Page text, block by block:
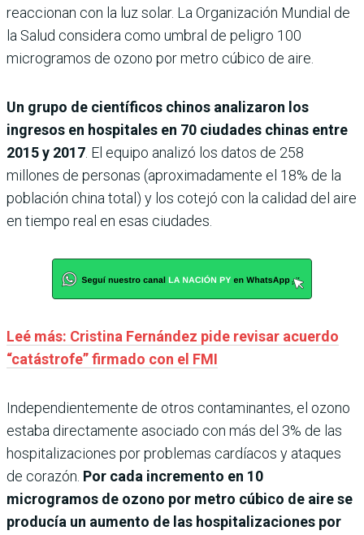
reaccionan con la luz solar. La Organización Mundial de
la Salud considera como umbral de peligro 100
microgramos de ozono por metro cúbico de aire.
Un grupo de científicos chinos analizaron los
ingresos en hospitales en 70 ciudades chinas entre
2015 y 2017. El equipo analizó los datos de 258
millones de personas (aproximadamente el 18% de la
población china total) y los cotejó con la calidad del aire
en tiempo real en esas ciudades.
Leé más: Cristina Fernández pide revisar acuerdo
“catástrofe” firmado con el FMI
Independientemente de otros contaminantes, el ozono
estaba directamente asociado con más del 3% de las
hospitalizaciones por problemas cardíacos y ataques
de corazón. Por cada incremento en 10
microgramos de ozono por metro cúbico de aire se
producía un aumento de las hospitalizaciones por